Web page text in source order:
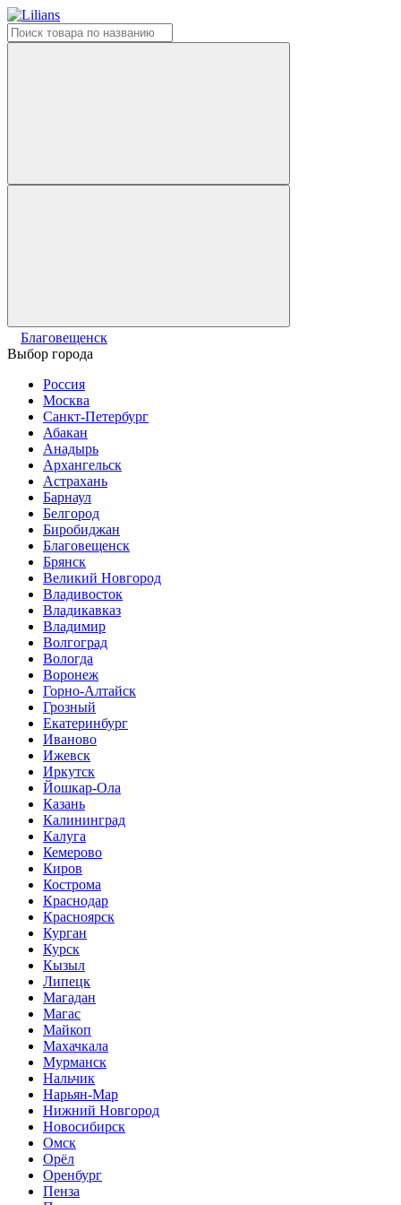
Благовещенск
Выбор города
Россия
Москва
Санкт-Петербург
Абакан
Анадырь
Архангельск
Астрахань
Барнаул
Белгород
Биробиджан
Благовещенск
Брянск
Великий Новгород
Владивосток
Владикавказ
Владимир
Волгоград
Вологда
Воронеж
Горно-Алтайск
Грозный
Екатеринбург
Иваново
Ижевск
Иркутск
Йошкар-Ола
Казань
Калининград
Калуга
Кемерово
Киров
Кострома
Краснодар
Красноярск
Курган
Курск
Кызыл
Липецк
Магадан
Магас
Майкоп
Махачкала
Мурманск
Нальчик
Нарьян-Мар
Нижний Новгород
Новосибирск
Омск
Орёл
Оренбург
Пенза